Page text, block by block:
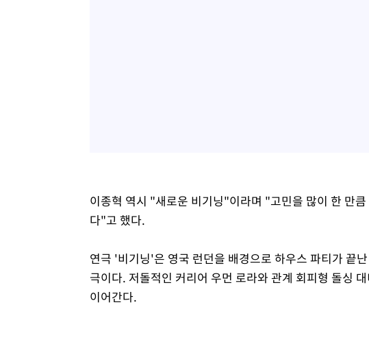
이종혁 역시 "새로운 비기닝"이라며 "고민을 많이 한 만
다"고 했다.
연극 '비기닝'은 영국 런던을 배경으로 하우스 파티가 끝
극이다. 저돌적인 커리어 우먼 로라와 관계 회피형 돌싱
이어간다.